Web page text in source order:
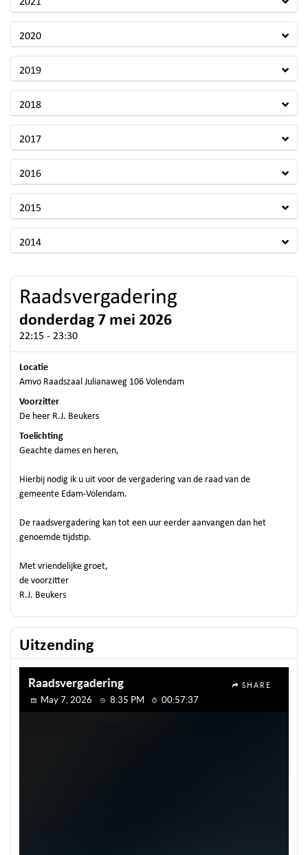
2020
2019
2018
2017
2016
2015
2014
Raadsvergadering
donderdag 7 mei 2026
22:15 - 23:30
Locatie
Amvo Raadszaal Julianaweg 106 Volendam
Voorzitter
De heer R.J. Beukers
Toelichting
Geachte dames en heren,
Hierbij nodig ik u uit voor de vergadering van de raad van de
gemeente Edam-Volendam.
De raadsvergadering kan tot een uur eerder aanvangen dan het
genoemde tijdstip.
Met vriendelijke groet,
de voorzitter
R.J. Beukers
Uitzending